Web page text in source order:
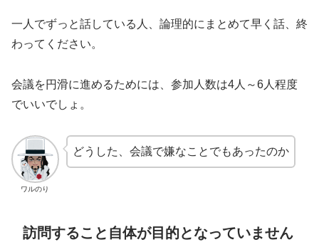
一人でずっと話している人、論理的にまとめて早く話、終
わってください。
会議を円滑に進めるためには、参加人数は4人～6人程度
でいいでしょ。
ワルのり
どうした、会議で嫌なことでもあったのか
訪問すること自体が目的となっていません